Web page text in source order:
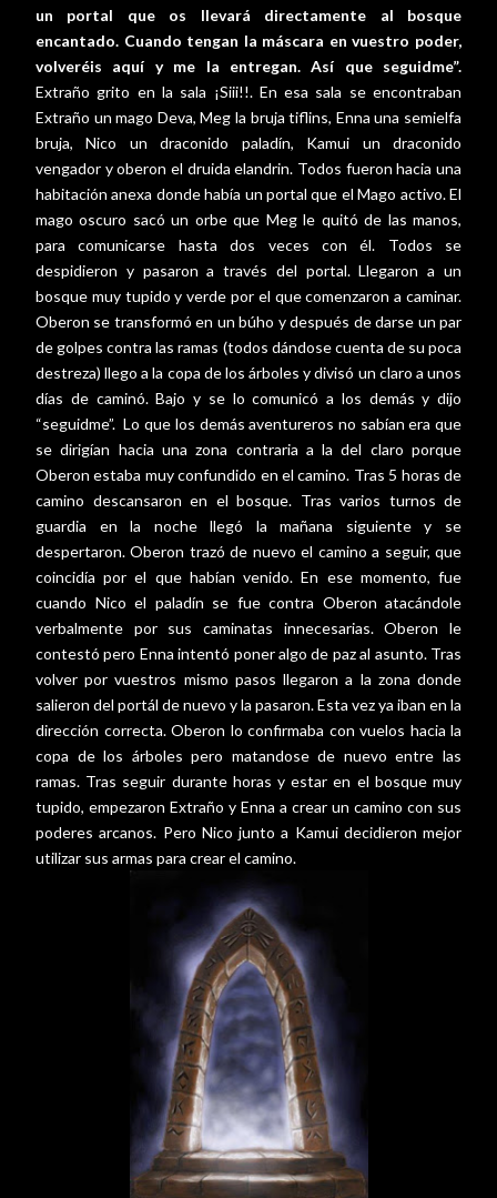
un portal que os llevará directamente al bosque
encantado. Cuando tengan la máscara en vuestro poder,
volveréis aquí y me la entregan. Así que seguidme”.
Extraño grito en la sala ¡Siii!!. En esa sala se encontraban
Extraño un mago Deva, Meg la bruja tiflins, Enna una semielfa
bruja, Nico un draconido paladín, Kamui un draconido
vengador y oberon el druida elandrin. Todos fueron hacia una
habitación anexa donde había un portal que el Mago activo. El
mago oscuro sacó un orbe que Meg le quitó de las manos,
para comunicarse hasta dos veces con él. Todos se
despidieron y pasaron a través del portal. Llegaron a un
bosque muy tupido y verde por el que comenzaron a caminar.
Oberon se transformó en un búho y después de darse un par
de golpes contra las ramas (todos dándose cuenta de su poca
destreza) llego a la copa de los árboles y divisó un claro a unos
días de caminó. Bajo y se lo comunicó a los demás y dijo
“seguidme”. Lo que los demás aventureros no sabían era que
se dirigían hacia una zona contraria a la del claro porque
Oberon estaba muy confundido en el camino. Tras 5 horas de
camino descansaron en el bosque. Tras varios turnos de
guardia en la noche llegó la mañana siguiente y se
despertaron. Oberon trazó de nuevo el camino a seguir, que
coincidía por el que habían venido. En ese momento, fue
cuando Nico el paladín se fue contra Oberon atacándole
verbalmente por sus caminatas innecesarias. Oberon le
contestó pero Enna intentó poner algo de paz al asunto. Tras
volver por vuestros mismo pasos llegaron a la zona donde
salieron del portál de nuevo y la pasaron. Esta vez ya iban en la
dirección correcta. Oberon lo confirmaba con vuelos hacia la
copa de los árboles pero matandose de nuevo entre las
ramas. Tras seguir durante horas y estar en el bosque muy
tupido, empezaron Extraño y Enna a crear un camino con sus
poderes arcanos. Pero Nico junto a Kamui decidieron mejor
utilizar sus armas para crear el camino.